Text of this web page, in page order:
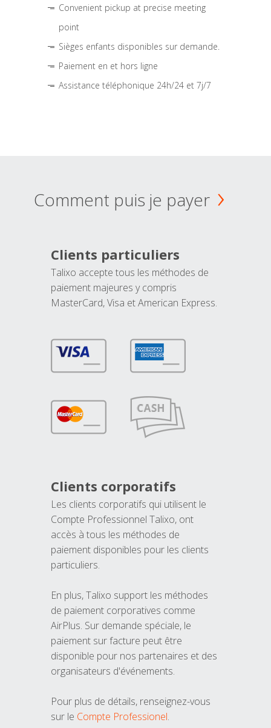
Convenient pickup at precise meeting
point
Sièges enfants disponibles sur demande.
Paiement en et hors ligne
Assistance téléphonique 24h/24 et 7j/7
Comment puis je payer
Clients particuliers
Talixo accepte tous les méthodes de
paiement majeures y compris
MasterCard, Visa et American Express.
Clients corporatifs
Les clients corporatifs qui utilisent le
Compte Professionnel Talixo, ont
accès à tous les méthodes de
paiement disponibles pour les clients
particuliers.
En plus, Talixo support les méthodes
de paiement corporatives comme
AirPlus. Sur demande spéciale, le
paiement sur facture peut être
disponible pour nos partenaires et des
organisateurs d'événements.
Pour plus de détails, renseignez-vous
sur le Compte Professionel.